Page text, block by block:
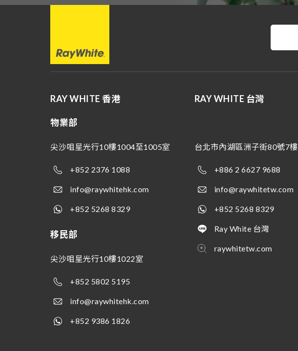
RAY WHITE 香港
物業部
尖沙咀星光行10樓1004至1005室
+852 2376 1088
info@raywhitehk.com
+852 5268 8329
移民部
尖沙咀星光行10樓1022室
+852 5802 5195
info@raywhitehk.com
+852 9386 1826
RAY WHITE 台灣
台北市內湖區洲子街80號7樓
+886 2 6627 9688
info@raywhitetw.com
+852 5268 8329
Ray White 台灣
raywhitetw.com